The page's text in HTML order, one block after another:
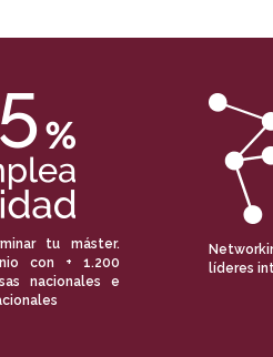
tu máster.
con + 1.200
nacionales e
líderes